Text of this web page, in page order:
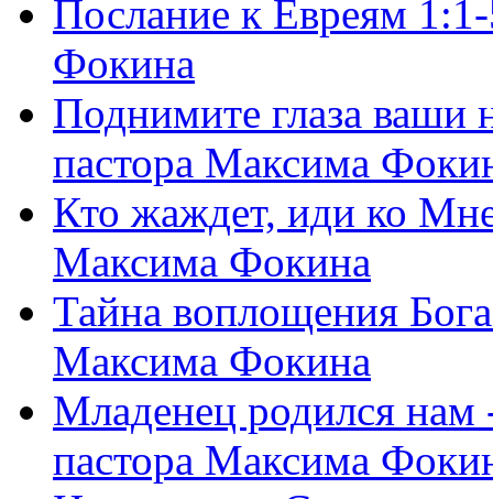
Послание к Евреям
Фокина
Поднимите глаза ваши
пастора Максима
Кто жаждет, иди ко
Максима Фокина
Тайна воплощения
Максима Фокина
Младенец родился
пастора Максима